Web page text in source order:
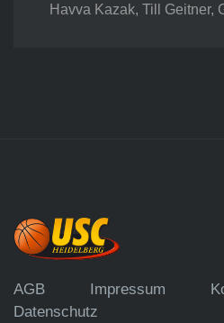
Havva Kazak, Till Geitner,
AGB Impressum
Datenschutz